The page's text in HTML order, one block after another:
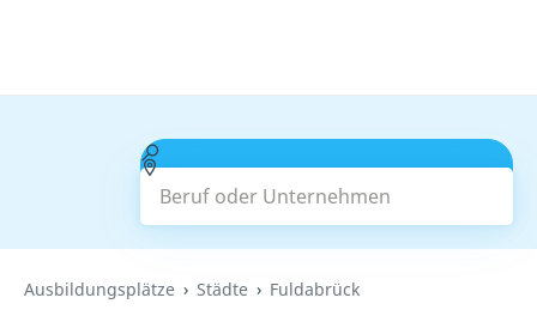
Beruf oder Unternehmen
Suchen
Ausbildungsplätze Städte Fuldabrück